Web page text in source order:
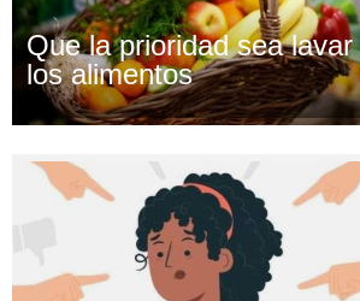
Que la prioridad sea lavar
los alimentos